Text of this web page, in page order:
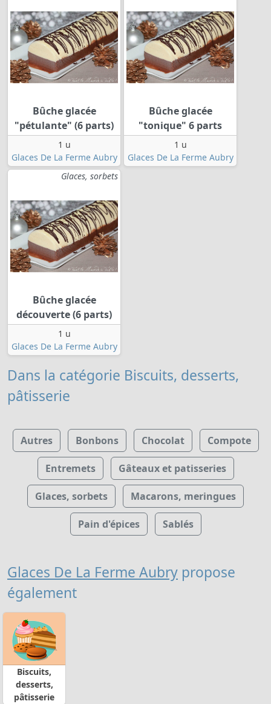
Bûche glacée
"pétulante" (6 parts)
1 u
Glaces De La Ferme Aubry
Bûche glacée
"tonique" 6 parts
1 u
Glaces De La Ferme Aubry
Glaces, sorbets
Bûche glacée
découverte (6 parts)
1 u
Glaces De La Ferme Aubry
Dans la catégorie Biscuits, desserts,
pâtisserie
Autres Bonbons Chocolat Compote
Entremets Gâteaux et patisseries
Glaces, sorbets Macarons, meringues
Pain d'épices Sablés
Glaces De La Ferme Aubry propose
également
Biscuits,
desserts,
pâtisserie